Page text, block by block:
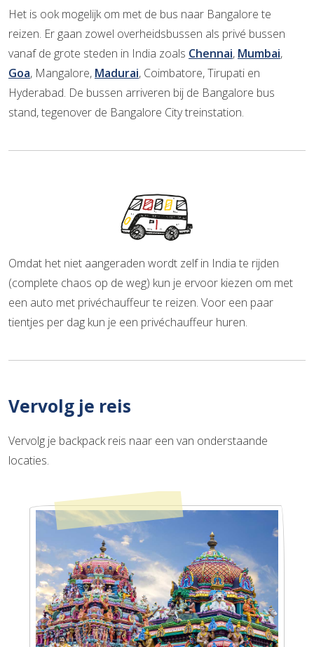
Het is ook mogelijk om met de bus naar Bangalore te
reizen. Er gaan zowel overheidsbussen als privé bussen
vanaf de grote steden in India zoals Chennai, Mumbai,
Goa, Mangalore, Madurai, Coimbatore, Tirupati en
Hyderabad. De bussen arriveren bij de Bangalore bus
stand, tegenover de Bangalore City treinstation.
Omdat het niet aangeraden wordt zelf in India te rijden
(complete chaos op de weg) kun je ervoor kiezen om met
een auto met privéchauffeur te reizen. Voor een paar
tientjes per dag kun je een privéchauffeur huren.
Vervolg je reis
Vervolg je backpack reis naar een van onderstaande
locaties.